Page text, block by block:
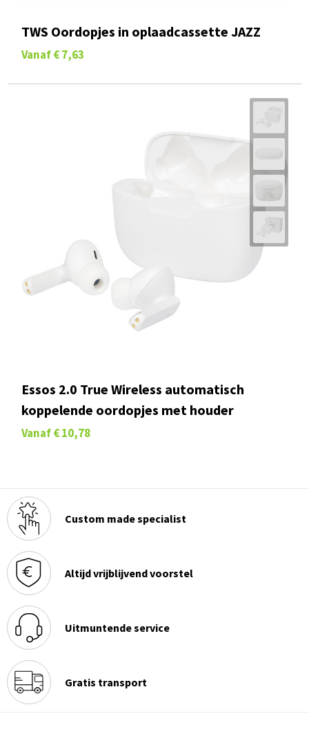
TWS Oordopjes in oplaadcassette JAZZ
Vanaf € 7,63
Essos 2.0 True Wireless automatisch
koppelende oordopjes met houder
Vanaf € 10,78
Custom made specialist
Altijd vrijblijvend voorstel
Uitmuntende service
Gratis transport